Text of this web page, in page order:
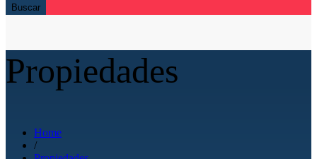
Buscar
Propiedades
Home
/